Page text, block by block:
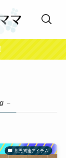
–
育児関連アイテム